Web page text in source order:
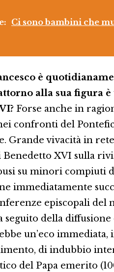
Ci sono bambini che
è
alla sua figura è
Forse anche in
confronti del
Grande vivacità in
XVI sulla
su minori compiuti
immediatamente
episcopali del
seguito della
un’eco
di indubbio
del Papa emerito